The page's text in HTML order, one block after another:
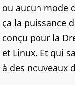
ou aucun mode
ça la puissance
conçu pour la
et Linux. Et qui
à des nouveaux